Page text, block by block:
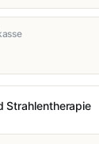
Strahlentherapie